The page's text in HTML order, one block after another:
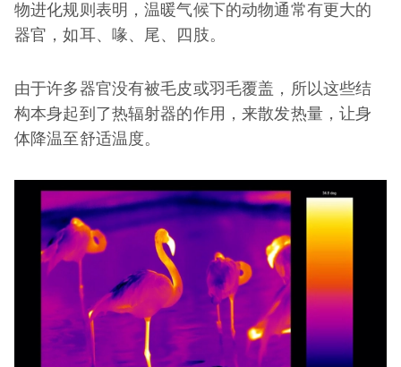
物进化规则表明，温暖气候下的动物通常有更大的
器官，如耳、喙、尾、四肢。
由于许多器官没有被毛皮或羽毛覆盖，所以这些结
构本身起到了热辐射器的作用，来散发热量，让身
体降温至舒适温度。